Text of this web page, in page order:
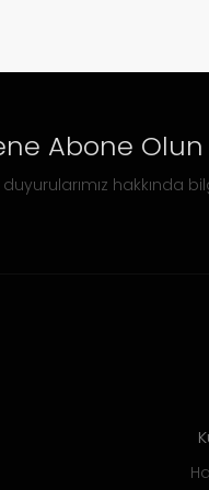
Abone Olun
duyurularımız hakkında